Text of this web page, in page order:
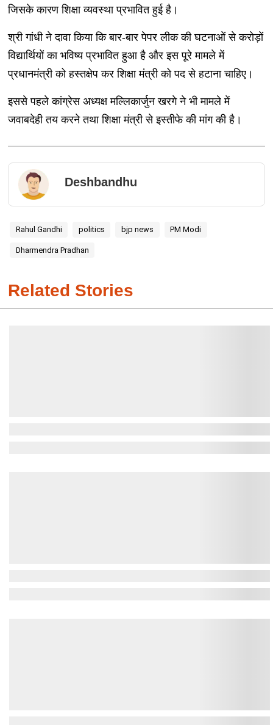
जिसके कारण शिक्षा व्यवस्था प्रभावित हुई है।
श्री गांधी ने दावा किया कि बार-बार पेपर लीक की घटनाओं से करोड़ों
विद्यार्थियों का भविष्य प्रभावित हुआ है और इस पूरे मामले में
प्रधानमंत्री को हस्तक्षेप कर शिक्षा मंत्री को पद से हटाना चाहिए।
इससे पहले कांग्रेस अध्यक्ष मल्लिकार्जुन खरगे ने भी मामले में
जवाबदेही तय करने तथा शिक्षा मंत्री से इस्तीफे की मांग की है।
Deshbandhu
Rahul Gandhi politics bjp news PM Modi
Dharmendra Pradhan
Related Stories